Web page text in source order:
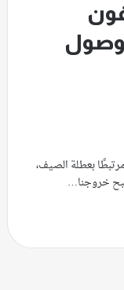
بعطلة الصيف،
خروجنا…